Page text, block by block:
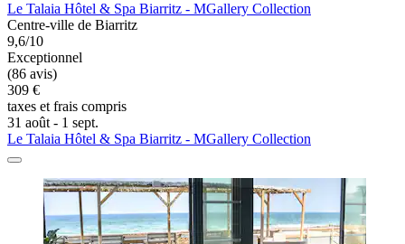
Le Talaia Hôtel & Spa Biarritz - MGallery Collection
Centre-ville de Biarritz
9,6/10
Exceptionnel
(86 avis)
309 €
taxes et frais compris
31 août - 1 sept.
Le Talaia Hôtel & Spa Biarritz - MGallery Collection